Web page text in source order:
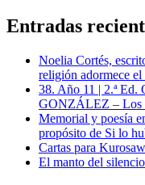
Entradas
Noelia Cortés,
religión adormece
38. Año 11 | 2.ª
GONZÁLEZ – Los
Memorial y poesía
propósito de Si lo
Cartas para
El manto del silencio